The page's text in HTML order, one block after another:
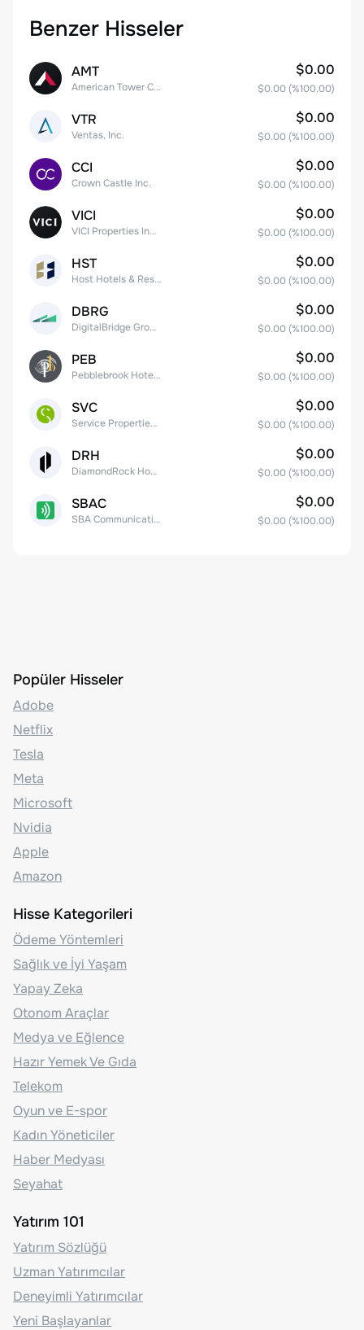
Benzer Hisseler
AMT
American Tower Corporation
$0.00
$0.00 (%100.00)
VTR
Ventas, Inc.
$0.00
$0.00 (%100.00)
CCI
Crown Castle Inc.
$0.00
$0.00 (%100.00)
VICI
VICI Properties Inc. Common Stock
$0.00
$0.00 (%100.00)
HST
Host Hotels & Resorts, Inc.
$0.00
$0.00 (%100.00)
DBRG
DigitalBridge Group, Inc.
$0.00
$0.00 (%100.00)
PEB
Pebblebrook Hotel Trust
$0.00
$0.00 (%100.00)
SVC
Service Properties Trust Common Stock
$0.00
$0.00 (%100.00)
DRH
DiamondRock Hospitality Company
$0.00
$0.00 (%100.00)
SBAC
SBA Communications Corp
$0.00
$0.00 (%100.00)
Popüler Hisseler
Adobe
Netflix
Tesla
Meta
Microsoft
Nvidia
Apple
Amazon
Hisse Kategorileri
Ödeme Yöntemleri
Sağlık ve İyi Yaşam
Yapay Zeka
Otonom Araçlar
Medya ve Eğlence
Hazır Yemek Ve Gıda
Telekom
Oyun ve E-spor
Kadın Yöneticiler
Haber Medyası
Seyahat
Yatırım 101
Yatırım Sözlüğü
Uzman Yatırımcılar
Deneyimli Yatırımcılar
Yeni Başlayanlar